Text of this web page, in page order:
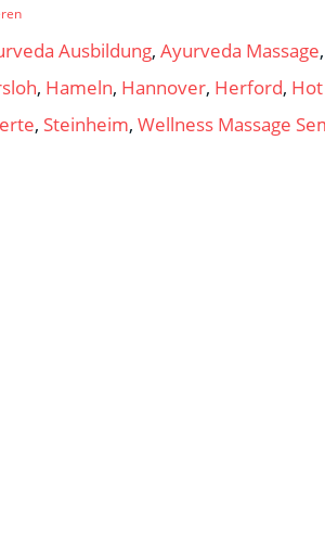
Ausbildung, Ayurveda Massage,
, Hameln, Hannover, Herford,
, Steinheim, Wellness Massage